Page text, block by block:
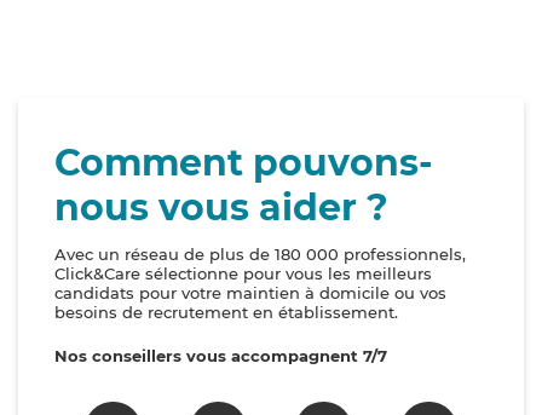
Comment pouvons-
nous vous aider ?
Avec un réseau de plus de 180 000 professionnels,
Click&Care sélectionne pour vous les meilleurs
candidats pour votre maintien à domicile ou vos
besoins de recrutement en établissement.
Nos conseillers vous accompagnent 7/7